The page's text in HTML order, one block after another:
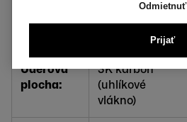
Typ hráča:
Pokročilí a
profesionáli
Úderová
plocha:
3K karbón
(uhlíkové
vlákno)
Odmietnuť
Prijať